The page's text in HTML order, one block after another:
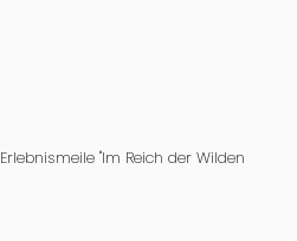
Erlebnismeile "Im Reich der Wilden